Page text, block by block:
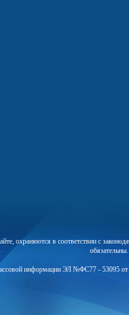
охраняются в соответствии с
информации ЭЛ №ФС77 - 53095